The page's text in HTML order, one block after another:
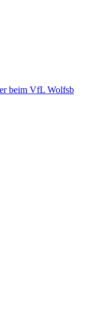
beim VfL Wolfsb